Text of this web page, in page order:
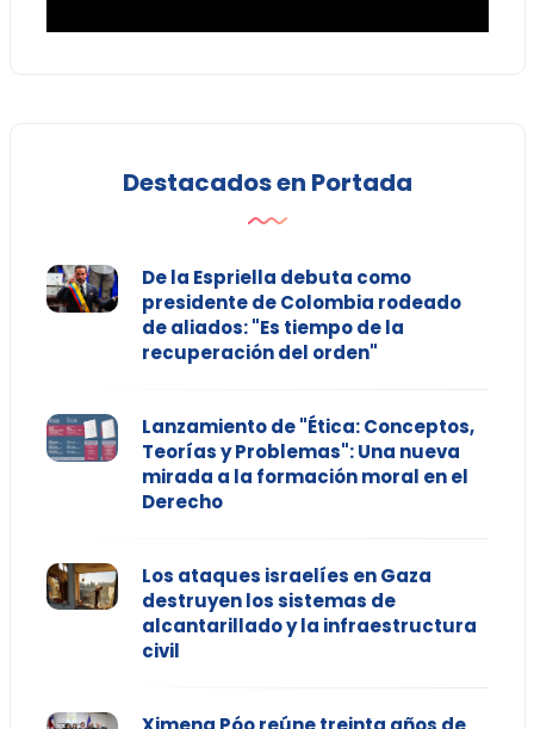
Destacados en Portada
De la Espriella debuta como
presidente de Colombia rodeado
de aliados: "Es tiempo de la
recuperación del orden"
Lanzamiento de "Ética: Conceptos,
Teorías y Problemas": Una nueva
mirada a la formación moral en el
Derecho
Los ataques israelíes en Gaza
destruyen los sistemas de
alcantarillado y la infraestructura
civil